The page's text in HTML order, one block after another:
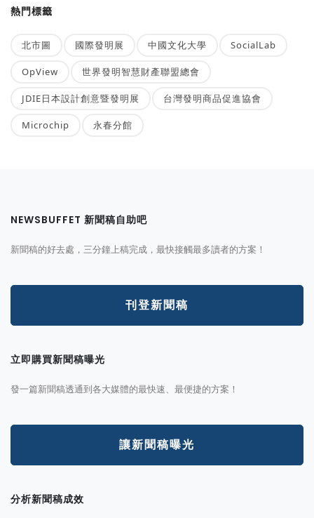
熱門標籤
北市圖 國際發明展 中國文化大學 SocialLab
OpView 世界發明智慧財產聯盟總會
JDIE日本設計創意暨發明展 台灣發明商品促進協會
Microchip 永春分館
NEWSBUFFET 新聞稿自助吧
新聞稿的好去處，三分鐘上稿完成，最快接觸最多讀者的方案！
刊登新聞稿
立即購買新聞稿曝光
發一篇新聞稿透通到各大媒體的最快速、最便捷的方案！
讓新聞稿曝光
分析新聞稿成效